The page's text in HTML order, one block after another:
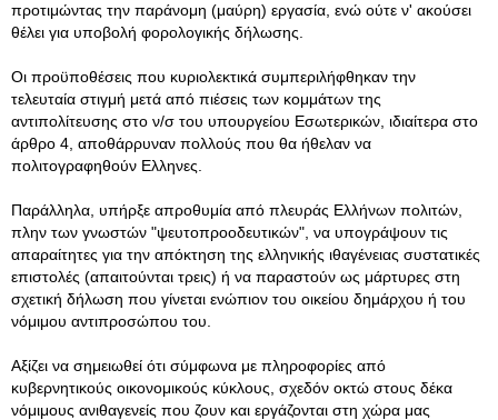
προτιμώντας την παράνομη (μαύρη) εργασία, ενώ ούτε ν' ακούσει
θέλει για υποβολή φορολογικής δήλωσης.
Οι προϋποθέσεις που κυριολεκτικά συμπεριλήφθηκαν την
τελευταία στιγμή μετά από πιέσεις των κομμάτων της
αντιπολίτευσης στο ν/σ του υπουργείου Εσωτερικών, ιδιαίτερα στο
άρθρο 4, αποθάρρυναν πολλούς που θα ήθελαν να
πολιτογραφηθούν Ελληνες.
Παράλληλα, υπήρξε απροθυμία από πλευράς Ελλήνων πολιτών,
πλην των γνωστών "ψευτοπροοδευτικών", να υπογράψουν τις
απαραίτητες για την απόκτηση της ελληνικής ιθαγένειας συστατικές
επιστολές (απαιτούνται τρεις) ή να παραστούν ως μάρτυρες στη
σχετική δήλωση που γίνεται ενώπιον του οικείου δημάρχου ή του
νόμιμου αντιπροσώπου του.
Αξίζει να σημειωθεί ότι σύμφωνα με πληροφορίες από
κυβερνητικούς οικονομικούς κύκλους, σχεδόν οκτώ στους δέκα
νόμιμους ανιθαγενείς που ζουν και εργάζονται στη χώρα μας